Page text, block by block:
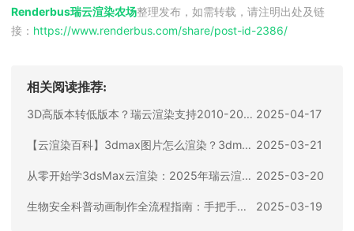
Renderbus瑞云渲染农场整理发布，如需转载，请注明出处及链
接： https://www.renderbus.com/share/post-id-2386/
相关阅读推荐:
3D高版本转低版本？瑞云渲染支持2010-2025版本一键转换 2025-04-17
【云渲染百科】3dmax图片怎么渲染？3dmax渲染出图步骤全流程盘点 2025-03-21
从零开始学3dsMax云渲染：2025年瑞云渲染支持的插件指南 2025-03-20
生物安全科普动画制作全流程指南：手把手教你打造精品，附超实用工具推荐 2025-03-19